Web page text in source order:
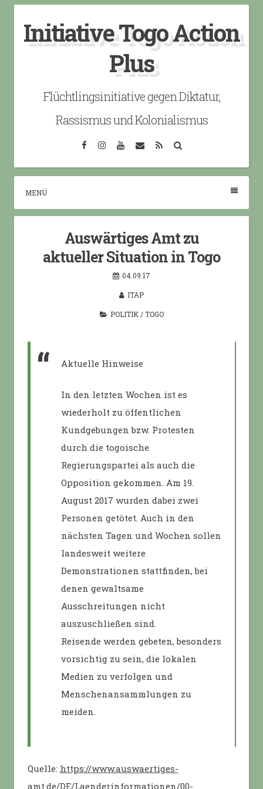
content
Initiative Togo Action
Plus
Flüchtlingsinitiative gegen Diktatur,
Rassismus und Kolonialismus
FacebookInstagramYouTube
EmailRSS
MENÜ
Auswärtiges Amt zu
aktueller Situation in Togo
04.09.17
ITAP
POLITIK/TOGO
Aktuelle Hinweise
In den letzten Wochen ist es
wiederholt zu öffentlichen
Kundgebungen bzw. Protesten
durch die togoische
Regierungspartei als auch die
Opposition gekommen. Am 19.
August 2017 wurden dabei zwei
Personen getötet. Auch in den
nächsten Tagen und Wochen sollen
landesweit weitere
Demonstrationen stattfinden, bei
denen gewaltsame
Ausschreitungen nicht
auszuschließen sind.
Reisende werden gebeten, besonders
vorsichtig zu sein, die lokalen
Medien zu verfolgen und
Menschenansammlungen zu
meiden.
Quelle: https://www.auswaertiges-
amt.de/DE/Laenderinformationen/00-